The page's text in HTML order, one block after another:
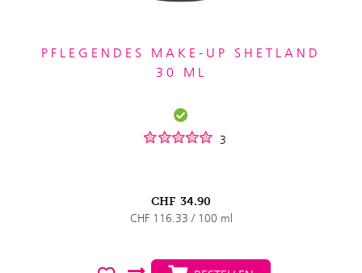
PFLEGENDES MAKE-UP SHETLAND
30 ML
3
CHF 34.90
CHF 116.33 / 100 ml